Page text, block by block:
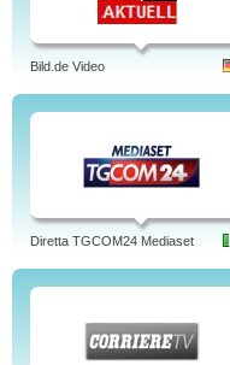
Bild.de Video
Diretta TGCOM24 Mediaset